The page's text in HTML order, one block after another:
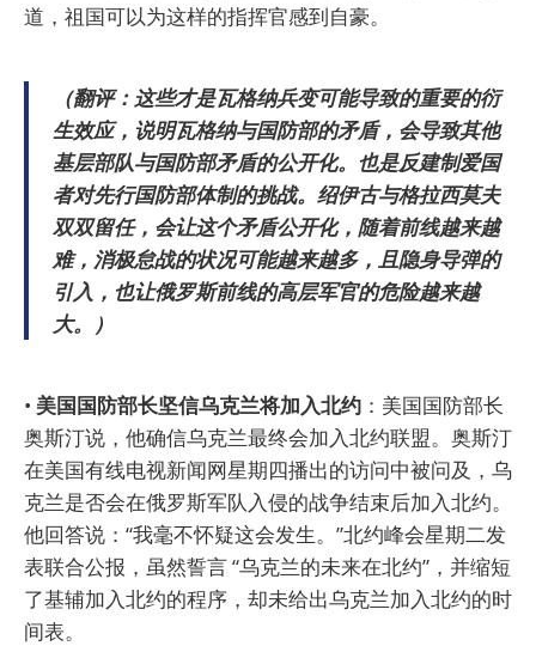
道，祖国可以为这样的指挥官感到自豪。
（翻评：这些才是瓦格纳兵变可能导致的重要的衍
生效应，说明瓦格纳与国防部的矛盾，会导致其他
基层部队与国防部矛盾的公开化。也是反建制爱国
者对先行国防部体制的挑战。绍伊古与格拉西莫夫
双双留任，会让这个矛盾公开化，随着前线越来越
难，消极怠战的状况可能越来越多，且隐身导弹的
引入，也让俄罗斯前线的高层军官的危险越来越
大。）
• 美国国防部长坚信乌克兰将加入北约 ：美国国防部长
奥斯汀说，他确信乌克兰最终会加入北约联盟。奥斯汀
在美国有线电视新闻网星期四播出的访问中被问及，乌
克兰是否会在俄罗斯军队入侵的战争结束后加入北约。
他回答说：“我毫不怀疑这会发生。”北约峰会星期二发
表联合公报，虽然誓言 “乌克兰的未来在北约”，并缩短
了基辅加入北约的程序，却未给出乌克兰加入北约的时
间表。